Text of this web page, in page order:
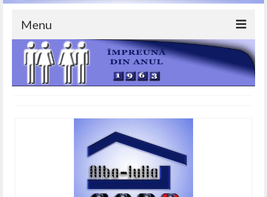
Menu
ACASA
DESPRE NOI
IMPRUMUTURI
AJUTOARE DE INMORMANTARE
AJUTOARE NERAMBURSABILE